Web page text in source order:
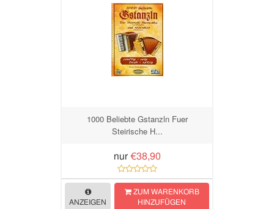
1000 Beliebte Gstanzln Fuer
Steirische H...
nur €38,90
ANZEIGEN
ZUM WARENKORB
HINZUFÜGEN